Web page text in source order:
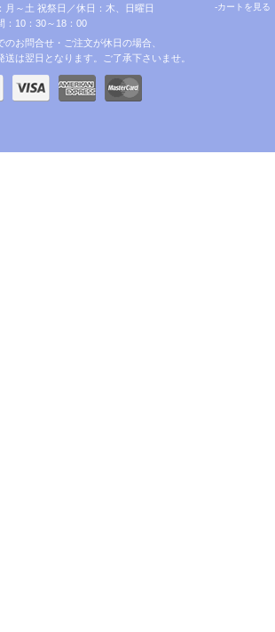
月～土 祝祭日／休日：木、日曜日
：10：30～18：00
のお問合せ・ご注文が休日の場合、
送は翌日となります。ご了承下さいませ。
-カートを見る